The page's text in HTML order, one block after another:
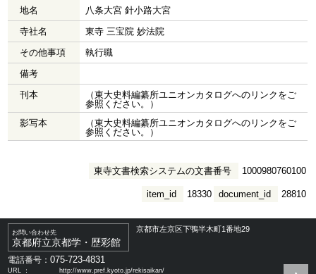
地名
八条大宮 針小路大宮
寺社名
東寺 三宝院 妙法院
その他事項
執行職
備考
刊本
（東大史料編纂所ユニオンカタログへのリンクをご
参照ください。）
影写本
（東大史料編纂所ユニオンカタログへのリンクをご
参照ください。）
東寺文書検索システムの文書番号 1000980760100
document_id 28810
item_id 18330
お問い合わせ先
京都府立京都学・歴彩館
京都市左京区下鴨半木町1番地29
電話番号：075-723-4831
URL ： http://www.pref.kyoto.jp/rekisaikan/